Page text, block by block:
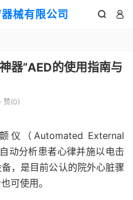
械有限公司  
器”AED的使用指南与
赞(0)
仪（Automated External
动分析患者心律并施以电击
，是目前公认的院外心脏骤
可使用。